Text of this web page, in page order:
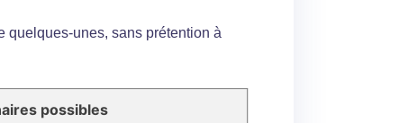
quelques-unes, sans prétention à
possibles